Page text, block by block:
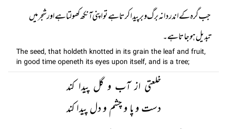
جب گرہ کے اندر دانہ برگ و بر پیدا کرتا ہے تو اپنی آنکھ کھولتا ہے اور شجر میں
تبدیل ہو جاتا ہے۔
The seed, that holdeth knotted in its grain the leaf and fruit,
in good time openeth its eyes upon itself, and is a tree;
خلعتی از آب و گل پیدا کند
دست و پا و چشم و دل پیدا کند